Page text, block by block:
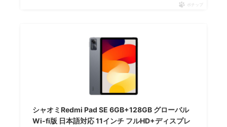
ポチップ
シャオミRedmi Pad SE 6GB+128GB グローバル
Wi-fi版 日本語対応 11インチ フルHD+ディスプレ